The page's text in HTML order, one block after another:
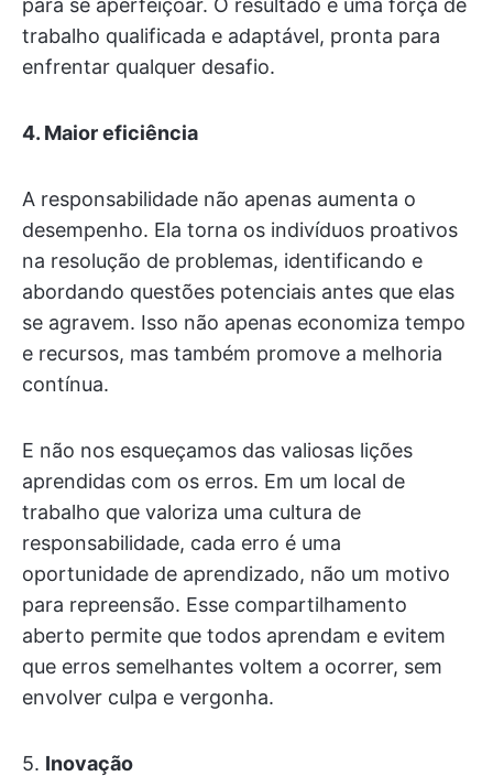
para se aperfeiçoar. O resultado é uma força de
trabalho qualificada e adaptável, pronta para
enfrentar qualquer desafio.
4. Maior eficiência
A responsabilidade não apenas aumenta o
desempenho. Ela torna os indivíduos proativos
na resolução de problemas, identificando e
abordando questões potenciais antes que elas
se agravem. Isso não apenas economiza tempo
e recursos, mas também promove a melhoria
contínua.
E não nos esqueçamos das valiosas lições
aprendidas com os erros. Em um local de
trabalho que valoriza uma cultura de
responsabilidade, cada erro é uma
oportunidade de aprendizado, não um motivo
para repreensão. Esse compartilhamento
aberto permite que todos aprendam e evitem
que erros semelhantes voltem a ocorrer, sem
envolver culpa e vergonha.
5. Inovação